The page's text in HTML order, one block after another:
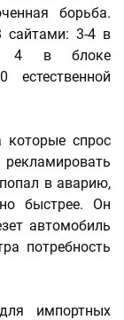
борьба.
сайтами: 3-4 в
4 в блоке
естественной
которые спрос
в аварию,
быстрее. Он
автомобиль
потребность
импортных